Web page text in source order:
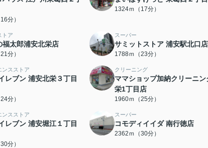
分）
1324ｍ（17分）
トア
福太郎浦安北栄店
分）
スーパー
サミットストア 浦安駅北口店
1788ｍ（23分）
ンスストア
レブン 浦安北栄３丁目
分）
クリーニング
ママショップ加納クリーニン
栄1丁目店
1960ｍ（25分）
ンスストア
レブン 浦安堀江１丁目
分）
スーパー
コモディイイダ 南行徳店
2362ｍ（30分）